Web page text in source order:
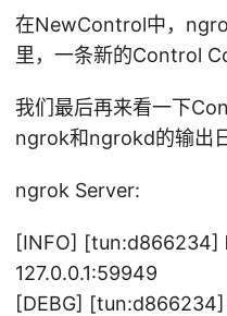
在NewControl中，
里，一条新的Control
我们最后再来看一下
ngrok和ngrokd的输出
ngrok Server:
[INFO] [tun:d866234]
127.0.0.1:59949
[DEBG]